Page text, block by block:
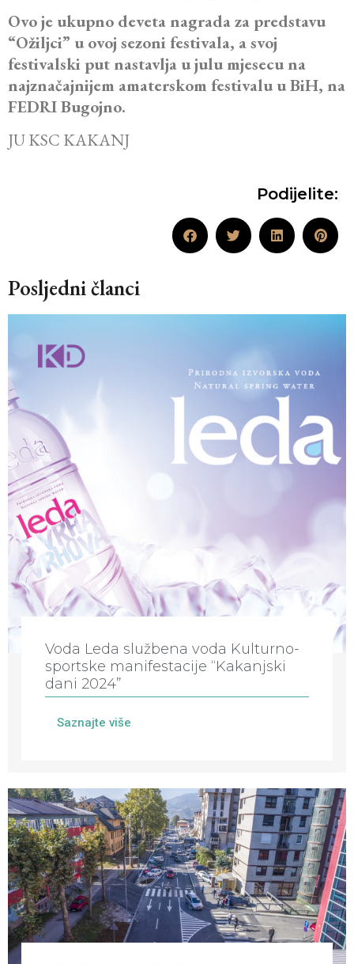
Ovo je ukupno deveta nagrada za predstavu
“Ožiljci” u ovoj sezoni festivala, a svoj
festivalski put nastavlja u julu mjesecu na
najznačajnijem amaterskom festivalu u BiH, na
FEDRI Bugojno.
JU KSC KAKANJ
Podijelite:
Posljedni članci
Voda Leda službena voda Kulturno-
sportske manifestacije “Kakanjski
dani 2024”
Saznajte više